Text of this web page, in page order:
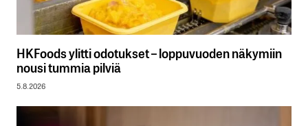
HKFoods ylitti odotukset – loppuvuoden näkymiin
nousi tummia pilviä
5.8.2026